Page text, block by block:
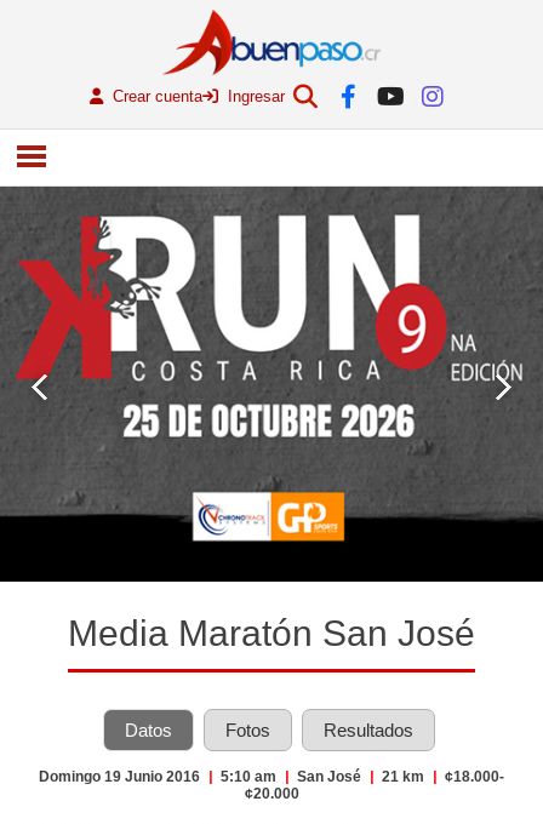
Crear cuenta Ingresar
Media Maratón San José
Datos Fotos Resultados
Domingo 19 Junio 2016 | 5:10 am | San José | 21 km | ¢18.000-
¢20.000